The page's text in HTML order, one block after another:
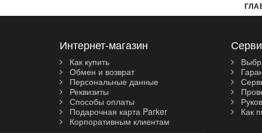
Интернет-магазин
Как купить
Обмен и возврат
Персональные данные
Реквизиты
Способы оплаты
Подарочная карта Parker
Корпоративным клиентам
Как